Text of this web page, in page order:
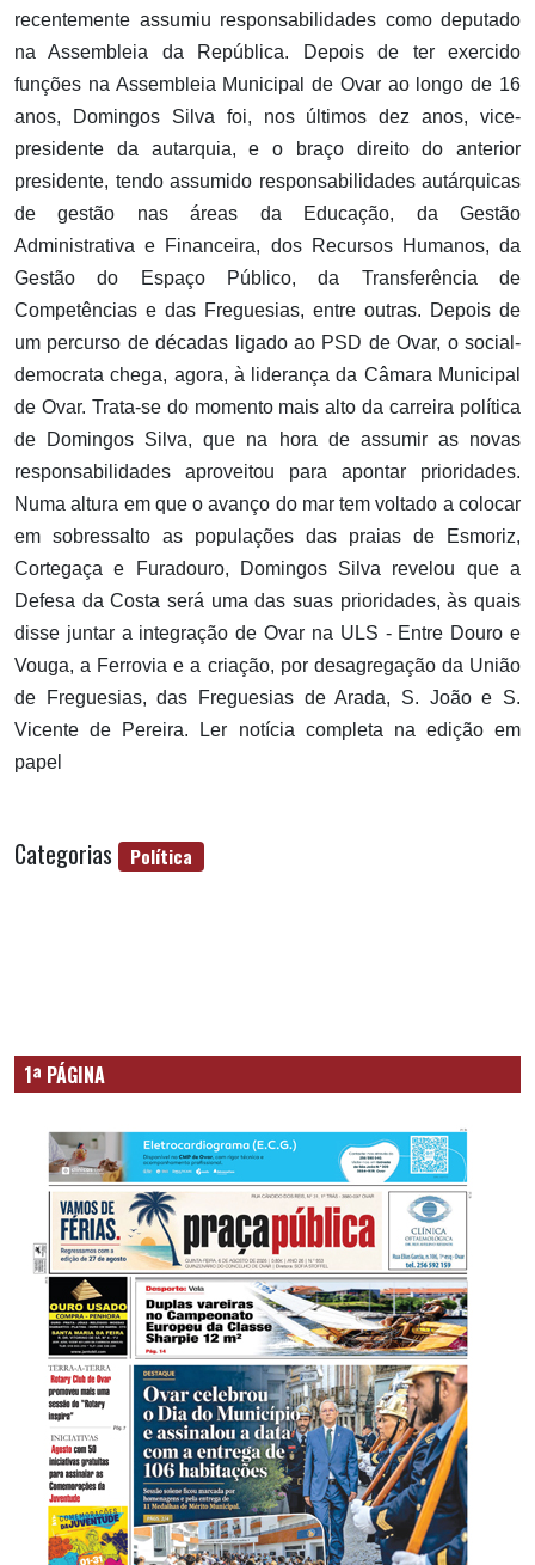
recentemente assumiu responsabilidades como deputado
na Assembleia da República. Depois de ter exercido
funções na Assembleia Municipal de Ovar ao longo de 16
anos, Domingos Silva foi, nos últimos dez anos, vice-
presidente da autarquia, e o braço direito do anterior
presidente, tendo assumido responsabilidades autárquicas
de gestão nas áreas da Educação, da Gestão
Administrativa e Financeira, dos Recursos Humanos, da
Gestão do Espaço Público, da Transferência de
Competências e das Freguesias, entre outras. Depois de
um percurso de décadas ligado ao PSD de Ovar, o social-
democrata chega, agora, à liderança da Câmara Municipal
de Ovar. Trata-se do momento mais alto da carreira política
de Domingos Silva, que na hora de assumir as novas
responsabilidades aproveitou para apontar prioridades.
Numa altura em que o avanço do mar tem voltado a colocar
em sobressalto as populações das praias de Esmoriz,
Cortegaça e Furadouro, Domingos Silva revelou que a
Defesa da Costa será uma das suas prioridades, às quais
disse juntar a integração de Ovar na ULS - Entre Douro e
Vouga, a Ferrovia e a criação, por desagregação da União
de Freguesias, das Freguesias de Arada, S. João e S.
Vicente de Pereira. Ler notícia completa na edição em
papel
Categorias Política
1ª PÁGINA